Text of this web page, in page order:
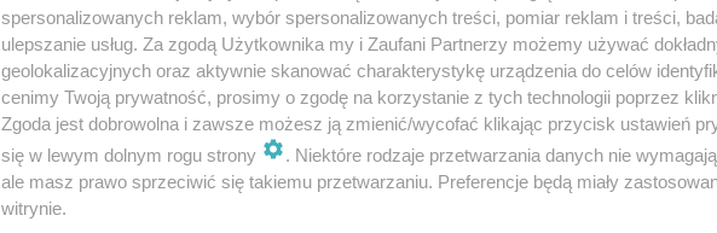
spersonalizowanych reklam, wybór spersonalizowanych treści, pomiar reklam i treści,
ulepszanie usług. Za zgodą Użytkownika my i Zaufani Partnerzy możemy używać
geolokalizacyjnych oraz aktywnie skanować charakterystykę urządzenia do celów
cenimy Twoją prywatność, prosimy o zgodę na korzystanie z tych technologii poprzez
Zgoda jest dobrowolna i zawsze możesz ją zmienić/wycofać klikając przycisk ustawień
się w lewym dolnym rogu strony
. Niektóre rodzaje przetwarzania danych nie
ale masz prawo sprzeciwić się takiemu przetwarzaniu. Preferencje będą miały
witrynie.